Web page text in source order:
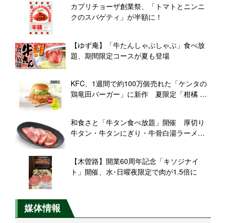
カプリチョーザ創業祭、「トマトとニンニ
クのスパゲティ」が半額に！
【ゆず庵】「牛たんしゃぶしゃぶ」食べ放
題、期間限定コースが夏も登場
KFC、1週間で約100万個売れた「ケンタの
鶏竜田バーガー」に新作 夏限定「柑橘 鶏
和食さと「牛タン食べ放題」開催 厚切り
牛タン・牛タンにぎり・牛骨白湯ラーメン
【木曽路】開業60周年記念「キソジナイ
ト」開催、水･日曜夜限定で肉が1.5倍に
媒体情報